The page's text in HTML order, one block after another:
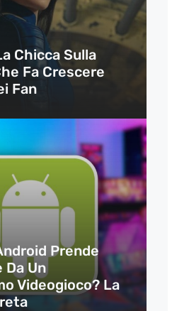
Chicca Sulla
Fa Crescere
Fan
Prende
Da Un
Videogioco? La